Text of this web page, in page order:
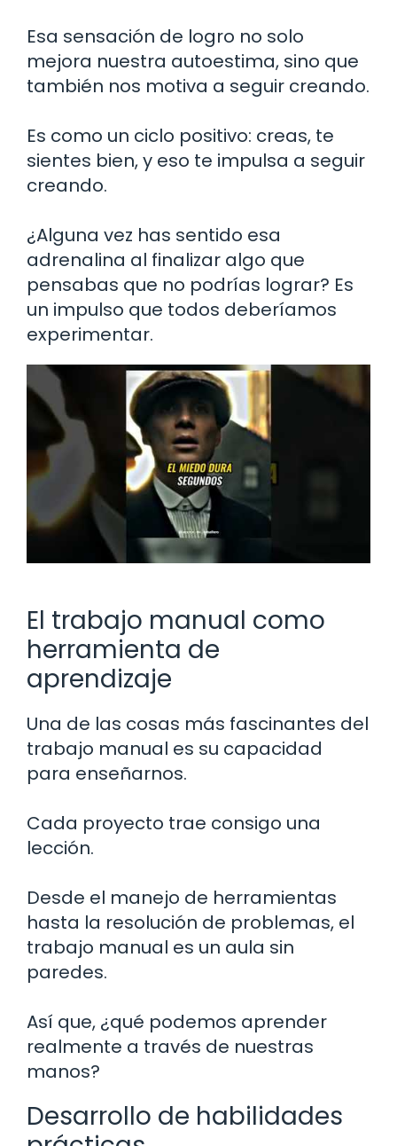
Esa sensación de logro no solo
mejora nuestra autoestima, sino que
también nos motiva a seguir creando.
Es como un ciclo positivo: creas, te
sientes bien, y eso te impulsa a seguir
creando.
¿Alguna vez has sentido esa
adrenalina al finalizar algo que
pensabas que no podrías lograr? Es
un impulso que todos deberíamos
experimentar.
El trabajo manual como
herramienta de
aprendizaje
Una de las cosas más fascinantes del
trabajo manual es su capacidad
para enseñarnos.
Cada proyecto trae consigo una
lección.
Desde el manejo de herramientas
hasta la resolución de problemas, el
trabajo manual es un aula sin
paredes.
Así que, ¿qué podemos aprender
realmente a través de nuestras
manos?
Desarrollo de habilidades